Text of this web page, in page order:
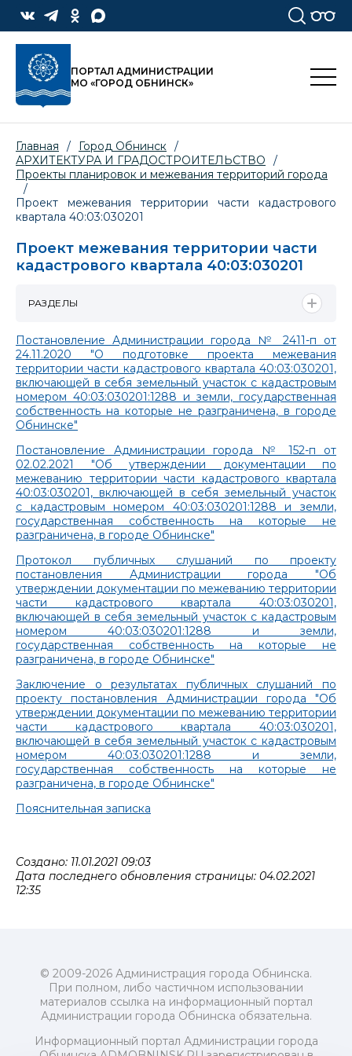
ПОРТАЛ АДМИНИСТРАЦИИ
МО «ГОРОД ОБНИНСК»
Главная / Город Обнинск /
АРХИТЕКТУРА И ГРАДОСТРОИТЕЛЬСТВО
/
Проекты планировок и межевания территорий города
/
Проект межевания территории части кадастрового
квартала 40:03:030201
Проект межевания территории части
кадастрового квартала 40:03:030201
Постановление Администрации города № 2411-п от
24.11.2020 "О подготовке проекта межевания
территории части кадастрового квартала 40:03:030201,
включающей в себя земельный участок с кадастровым
номером 40:03:030201:1288 и земли, государственная
собственность на которые не разграничена, в городе
Обнинске"
Постановление Администрации города № 152-п от
02.02.2021 "Об утверждении документации по
межеванию территории части кадастрового квартала
40:03:030201, включающей в себя земельный участок
с кадастровым номером 40:03:030201:1288 и земли,
государственная собственность на которые не
разграничена, в городе Обнинске"
Протокол публичных слушаний по проекту
постановления Администрации города "Об
утверждении документации по межеванию территории
части кадастрового квартала 40:03:030201,
включающей в себя земельный участок с кадастровым
номером 40:03:030201:1288 и земли,
государственная собственность на которые не
разграничена, в городе Обнинске"
Заключение о результатах публичных слушаний по
проекту постановления Администрации города "Об
утверждении документации по межеванию территории
части кадастрового квартала 40:03:030201,
включающей в себя земельный участок с кадастровым
номером 40:03:030201:1288 и земли,
государственная собственность на которые не
разграничена, в городе Обнинске"
Пояснительная записка
Создано: 11.01.2021 09:03
Дата последнего обновления страницы: 04.02.2021
12:35
РАЗДЕЛЫ
© 2009-2026 Администрация города Обнинска.
При полном, либо частичном использовании
материалов ссылка на информационный портал
Администрации города Обнинска обязательна.
Информационный портал Администрации города